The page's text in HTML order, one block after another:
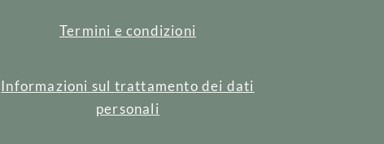
Termini e condizioni
Informazioni sul trattamento dei dati
personali